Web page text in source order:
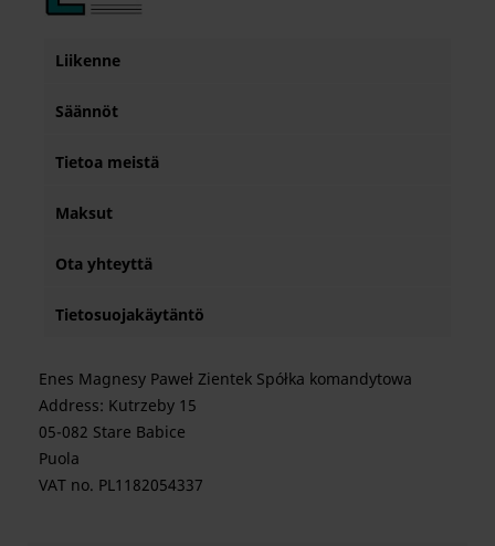
Liikenne
Säännöt
Tietoa meistä
Maksut
Ota yhteyttä
Tietosuojakäytäntö
Enes Magnesy Paweł Zientek Spółka komandytowa
Address: Kutrzeby 15
05-082 Stare Babice
Puola
VAT no. PL1182054337